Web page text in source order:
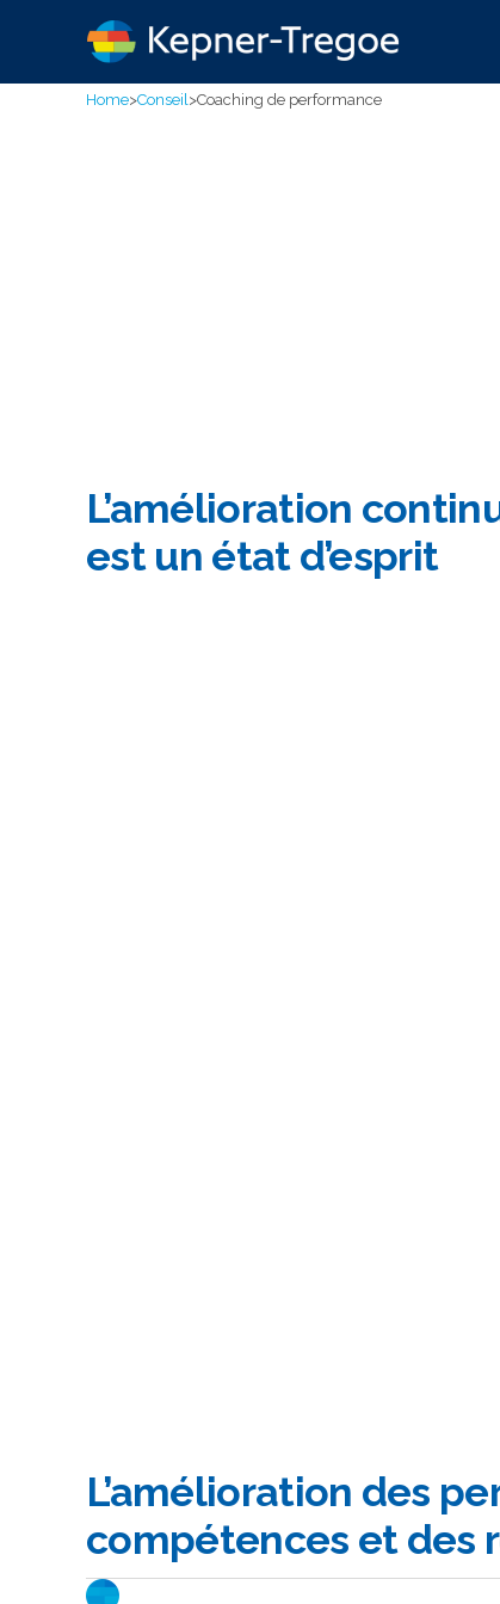
Home>Conseil>Coaching de performance
L’amélioration
est un état d’esprit
L’amélioration des
compétences et des